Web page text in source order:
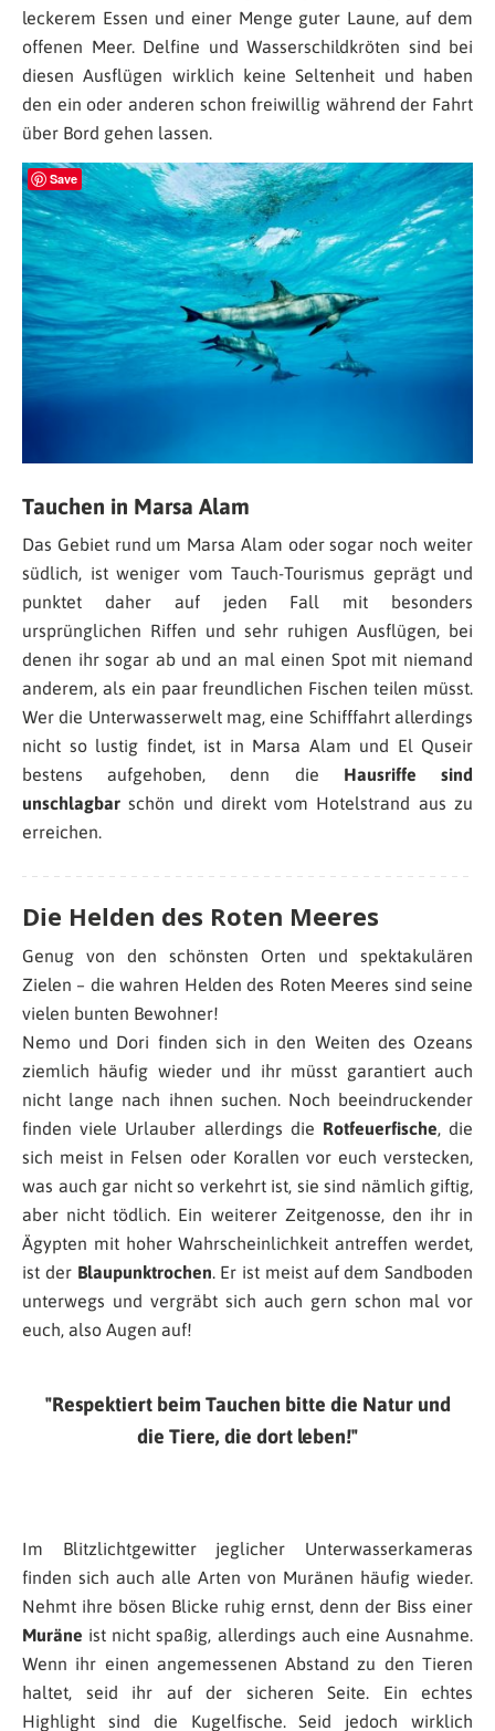
leckerem Essen und einer Menge guter Laune, auf dem
offenen Meer. Delfine und Wasserschildkröten sind bei
diesen Ausflügen wirklich keine Seltenheit und haben
den ein oder anderen schon freiwillig während der Fahrt
über Bord gehen lassen.
Save
Tauchen in Marsa Alam
Das Gebiet rund um Marsa Alam oder sogar noch weiter
südlich, ist weniger vom Tauch-Tourismus geprägt und
punktet daher auf jeden Fall mit besonders
ursprünglichen Riffen und sehr ruhigen Ausflügen, bei
denen ihr sogar ab und an mal einen Spot mit niemand
anderem, als ein paar freundlichen Fischen teilen müsst.
Wer die Unterwasserwelt mag, eine Schifffahrt allerdings
nicht so lustig findet, ist in Marsa Alam und El Quseir
bestens aufgehoben, denn die Hausriffe sind
unschlagbar schön und direkt vom Hotelstrand aus zu
erreichen.
Die Helden des Roten Meeres
Genug von den schönsten Orten und spektakulären
Zielen – die wahren Helden des Roten Meeres sind seine
vielen bunten Bewohner!
Nemo und Dori finden sich in den Weiten des Ozeans
ziemlich häufig wieder und ihr müsst garantiert auch
nicht lange nach ihnen suchen. Noch beeindruckender
finden viele Urlauber allerdings die Rotfeuerfische, die
sich meist in Felsen oder Korallen vor euch verstecken,
was auch gar nicht so verkehrt ist, sie sind nämlich giftig,
aber nicht tödlich. Ein weiterer Zeitgenosse, den ihr in
Ägypten mit hoher Wahrscheinlichkeit antreffen werdet,
ist der Blaupunktrochen. Er ist meist auf dem Sandboden
unterwegs und vergräbt sich auch gern schon mal vor
euch, also Augen auf!
Respektiert beim Tauchen bitte die Natur und
die Tiere, die dort leben!
Im Blitzlichtgewitter jeglicher Unterwasserkameras
finden sich auch alle Arten von Muränen häufig wieder.
Nehmt ihre bösen Blicke ruhig ernst, denn der Biss einer
Muräne ist nicht spaßig, allerdings auch eine Ausnahme.
Wenn ihr einen angemessenen Abstand zu den Tieren
haltet, seid ihr auf der sicheren Seite. Ein echtes
Highlight sind die Kugelfische. Seid jedoch wirklich